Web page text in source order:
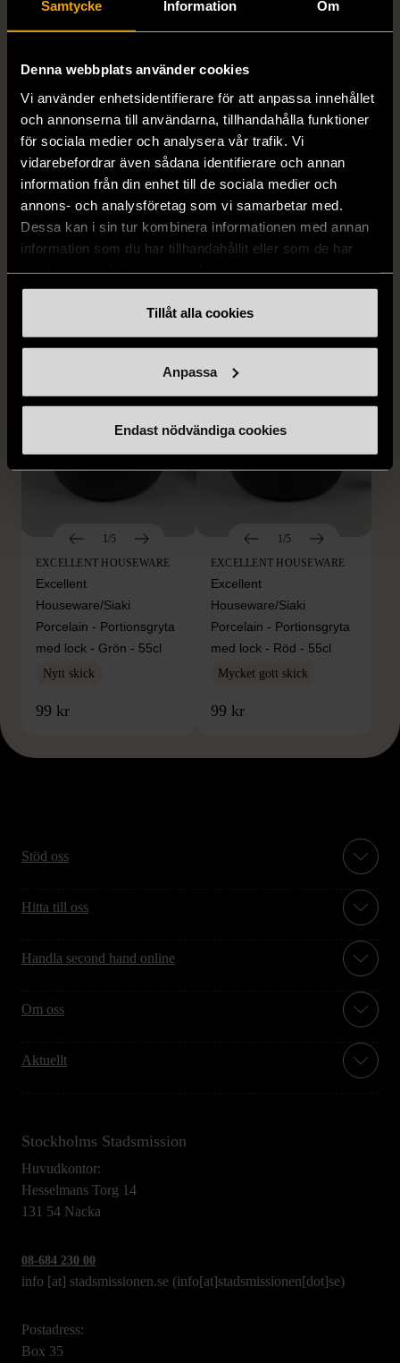
Samtycke Information Om
Denna webbplats använder cookies
Vi använder enhetsidentifierare för att anpassa innehållet
och annonserna till användarna, tillhandahålla funktioner
för sociala medier och analysera vår trafik. Vi
vidarebefordrar även sådana identifierare och annan
information från din enhet till de sociala medier och
annons- och analysföretag som vi samarbetar med.
Dessa kan i sin tur kombinera informationen med annan
information som du har tillhandahållit eller som de har
Tillåt alla cookies
Anpassa
Endast nödvändiga cookies
1/5
EXCELLENT HOUSEWARE
Excellent
Houseware/Siaki
Porcelain - Portionsgryta
med lock - Orange - 55cl
99 kr
1/5
EXCELLENT HOUSEWARE
Excellent
Houseware/Siaki
Porcelain - Portionsgryta
med lock 2st - 55cl
99 kr
1/5
EXCELLENT HOUSEWARE
Excellent
Houseware/Siaki
Porcelain - Portionsgryta
med lock - Grön - 55cl
Nytt skick
99 kr
1/5
EXCELLENT HOUSEWARE
Excellent
Houseware/Siaki
Porcelain - Portionsgryta
med lock - Röd - 55cl
Mycket gott skick
99 kr
Stöd oss
Hitta till oss
Handla second hand online
Om oss
Aktuellt
Stockholms Stadsmission
Huvudkontor:
Hesselmans Torg 14
131 54 Nacka
08-684 230 00
info [at] stadsmissionen.se (info[at]stadsmissionen[dot]se)
Postadress:
Box 35